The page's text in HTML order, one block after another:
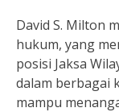
David S. Milton
hukum, yang
posisi Jaksa
dalam berbagai
mampu